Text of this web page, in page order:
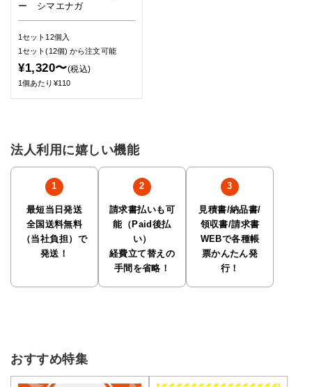
ー シマエナガ
1セット12個入
1セット(12個)から注文可能
¥1,320〜(税込)
1個あたり¥110
法人利用に嬉しい機能
最短当日発送
全国送料無料
（当社負担）で
発送！
請求書払いも可
能（Paid後払
い）
経費立て替えの
手間を省略！
見積書/納品書/
領収書/請求書
WEBで各種帳
票かんたん発
行！
おすすめ特集